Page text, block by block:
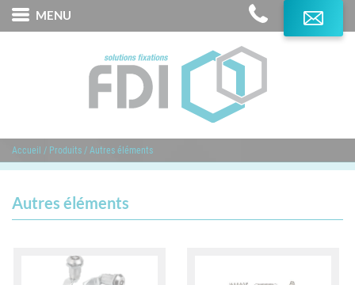
MENU
Marques distribuées
Domaines d'application
Accueil / Produits / Autres éléments
Autres éléments